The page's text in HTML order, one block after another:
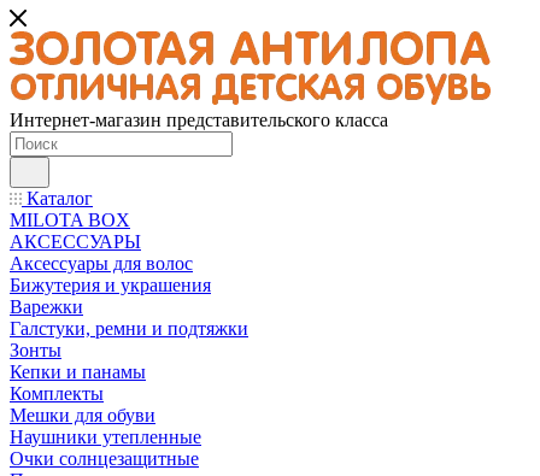
Интернет-магазин представительского класса
Каталог
MILOTA BOX
АКСЕССУАРЫ
Аксессуары для волос
Бижутерия и украшения
Варежки
Галстуки, ремни и подтяжки
Зонты
Кепки и панамы
Комплекты
Мешки для обуви
Наушники утепленные
Очки солнцезащитные